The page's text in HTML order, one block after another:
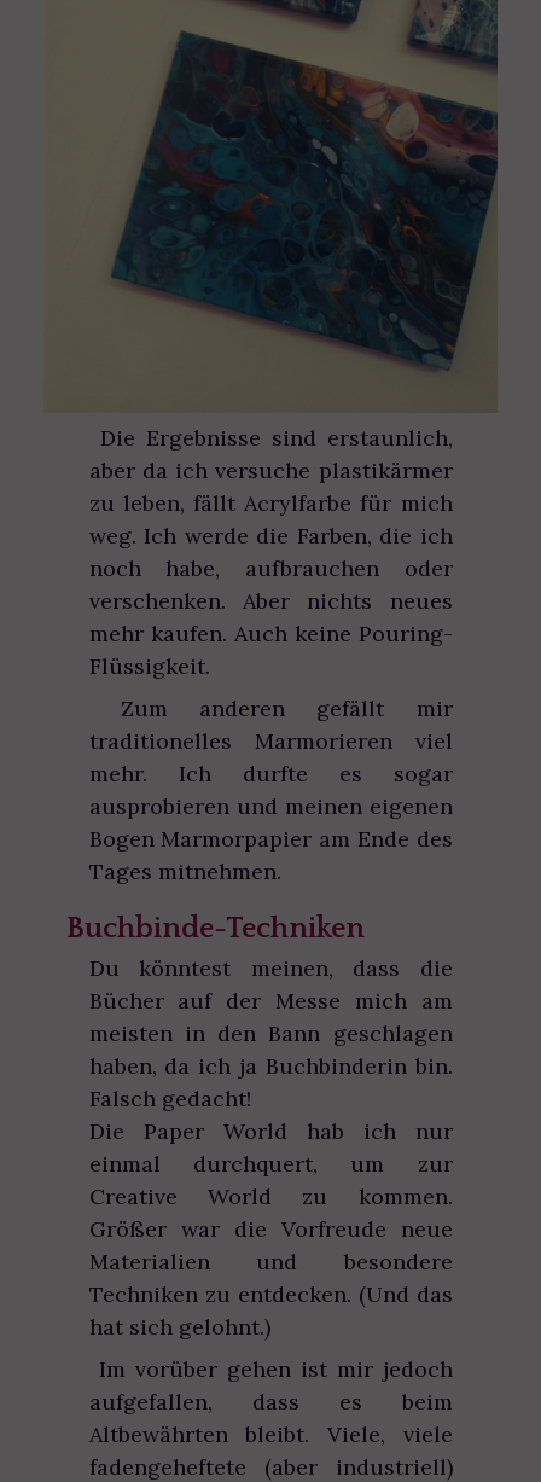
Die Ergebnisse sind erstaunlich,
aber da ich versuche plastikärmer
zu leben, fällt Acrylfarbe für mich
weg. Ich werde die Farben, die ich
noch habe, aufbrauchen oder
verschenken. Aber nichts neues
mehr kaufen. Auch keine Pouring-
Flüssigkeit.
Zum anderen gefällt mir
traditionelles Marmorieren viel
mehr. Ich durfte es sogar
ausprobieren und meinen eigenen
Bogen Marmorpapier am Ende des
Tages mitnehmen.
Buchbinde-Techniken
Du könntest meinen, dass die
Bücher auf der Messe mich am
meisten in den Bann geschlagen
haben, da ich ja Buchbinderin bin.
Falsch gedacht!
Die Paper World hab ich nur
einmal durchquert, um zur
Creative World zu kommen.
Größer war die Vorfreude neue
Materialien und besondere
Techniken zu entdecken. (Und das
hat sich gelohnt.)
Im vorüber gehen ist mir jedoch
aufgefallen, dass es beim
Altbewährten bleibt. Viele, viele
fadengeheftete (aber industriell)